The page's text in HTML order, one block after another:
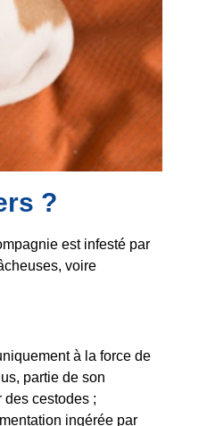
?
est infesté par
voire
à la force de
partie de son
des cestodes ;
ingérée par